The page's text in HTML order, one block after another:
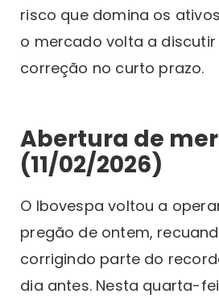
risco que domina os
o mercado volta a
correção no curto prazo.
Abertura de
(11/02/2026)
O Ibovespa voltou a
pregão de ontem,
corrigindo parte do
dia antes. Nesta quarta-